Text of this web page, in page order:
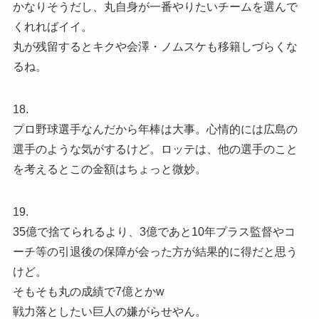
かなりそうだし、丸自身が一番やりたいチームを選んで
くれればイイ。
丸が残留するとキクや会澤・ノムスケも移籍しづらくな
るね。
18.
プロ野球選手なんだから年棒は大事。心情的には広島の
選手のような気がするけど。ロッテは、他の選手のこと
を考えるとこの金額はちょっと微妙。
19.
35億で捨てられるより、3億であと10年プラス監督やコ
ーチ等の引退後の保障が会った方が結果的に得だと思う
けど。
そもそも丸の成績で7億とかw
戦力落としたい巨人の嫌がらせやん。